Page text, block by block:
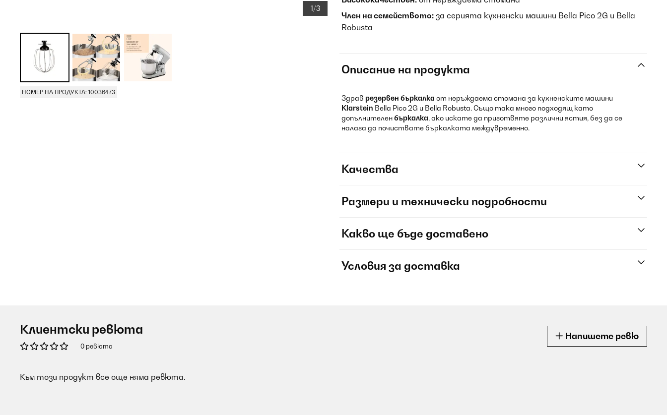
1/3
НОМЕР НА ПРОДУКТА: 10036473
Член на семейството: за серията кухненски машини Bella Pico 2G и Bella
Robusta
Описание на продукта
Здрав резервен бъркалка от неръждаема стомана за кухненските машини
Klarstein Bella Pico 2G и Bella Robusta. Също така много подходящ като
допълнителенбъркалка, ако искате да приготвяте различни ястия, без да се
налага да почиствате бъркалката междувременно.
Качества
Размери и технически подробности
Какво ще бъде доставено
Условия за доставка
Клиентски ревюта
0 ревюта
Напишете ревю
Към този продукт все още няма ревюта.